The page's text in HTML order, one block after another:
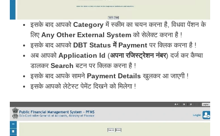
इसके बाद आपकोCategory में स्कीम का चयन करना है, विधवा पेंशन के
लिएAny Other External System को सेलेक्ट करना है !
इसके बाद आपको DBT Status में Payment पर क्लिक करना है !
अब आपकोApplication Id (अपना रजिस्ट्रेशन नंबर) दर्ज कर कैप्चा
डालकरSearch बटन पर क्लिक करना है !
इसके बाद आपके सामने Payment Details खुलकर आ जाएगी !
इसके आपको लेटेस्ट पेमेंट दिखने को मिलेगा !